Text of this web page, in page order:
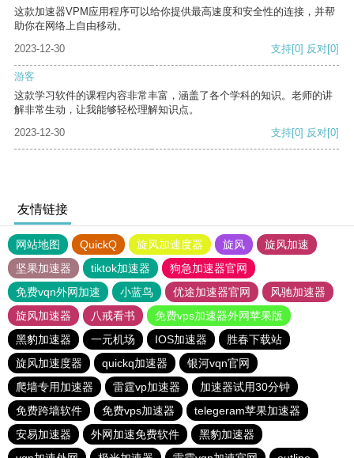
这款加速器VPM应用程序可以给你提供最高速度和安全性的连接，并帮
助你在网络上自由移动。
2023-12-30
支持[0] 反对[0]
游客
这款学习软件的课程内容非常丰富，涵盖了各个学科的知识。老师的讲
解非常生动，让我能够轻松理解知识点。
2023-12-30
支持[0] 反对[0]
友情链接
网站地图 QuickQ 旋风加速度器 旋风
旋风加速
坚果加速器
tiktok加速器
狗急加速器官网
免费vqn外网加速
小蓝鸟 优途加速器官网
风驰加速器
旋风加速器
八戒看书
免费vps加速器外网苹果版
黑豹加速器
一元机场 IOS加速器
胜春下载站
旋风加速度器
quickq加速器
银河vqn官网
爬墙专用加速器
雷霆vp加速器
加速器试用30分钟
免费跨墙软件
免费vps加速器
telegeram苹果加速器
安易加速器
外网加速免费软件
黑豹加速器